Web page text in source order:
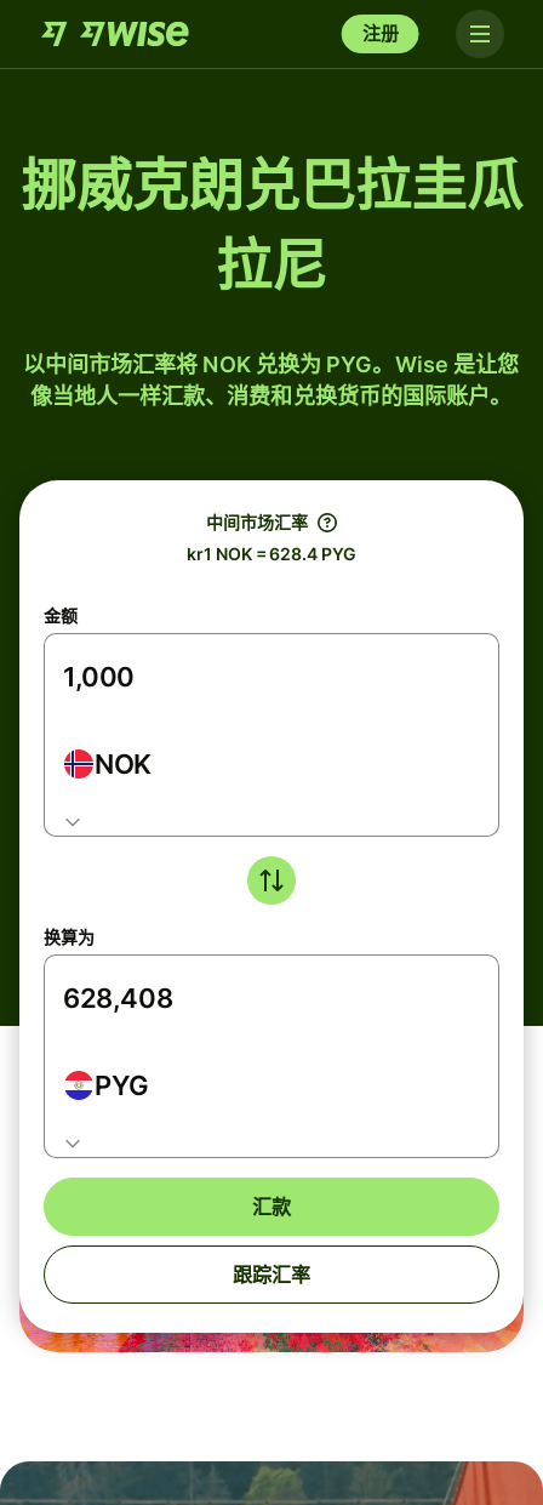
注册
挪威克朗兑巴拉圭瓜
拉尼
以中间市场汇率将 NOK 兑换为 PYG。Wise 是让您
像当地人一样汇款、消费和兑换货币的国际账户。
中间市场汇率
kr1 NOK = 628.4 PYG
金额
NOK
换算为
PYG
汇款
跟踪汇率